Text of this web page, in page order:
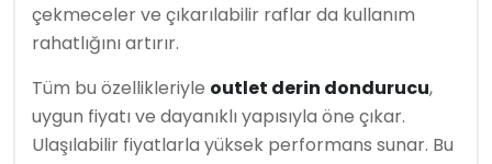
çekmeceler ve çıkarılabilir raflar da kullanım
rahatlığını artırır.
Tüm bu özellikleriyle outlet derin dondurucu,
uygun fiyatı ve dayanıklı yapısıyla öne çıkar.
Ulaşılabilir fiyatlarla yüksek performans sunar. Bu